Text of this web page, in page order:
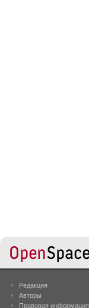
Редакция
Авторы
Правовая информация